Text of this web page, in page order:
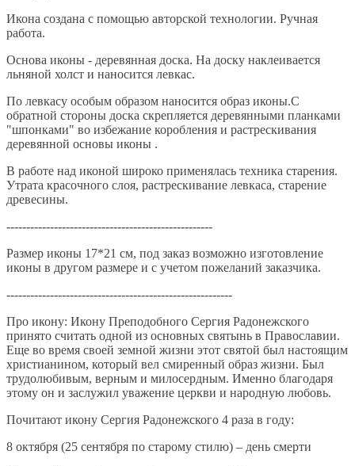
Икона создана с помощью авторской технологии. Ручная
работа.
Основа иконы - деревянная доска. На доску наклеивается
льняной холст и наносится левкас.
По левкасу особым образом наносится образ иконы.С
обратной стороны доска скрепляется деревянными планками
"шпонками" во избежание коробления и растрескивания
деревянной основы иконы .
В работе над иконой широко применялась техника старения.
Утрата красочного слоя, растрескивание левкаса, старение
древесины.
----------------------------------------------------
Размер иконы 17*21 см, под заказ возможно изготовление
иконы в другом размере и с учетом пожеланий заказчика.
---------------------------------------------------------
Про икону: Икону Преподобного Сергия Радонежского
принято считать одной из основных святынь в Православии.
Еще во время своей земной жизни этот святой был настоящим
христианином, который вел смиренный образ жизни. Был
трудолюбивым, верным и милосердным. Именно благодаря
этому он и заслужил уважение церкви и народную любовь.
Почитают икону Сергия Радонежского 4 раза в году:
8 октября (25 сентября по старому стилю) – день смерти